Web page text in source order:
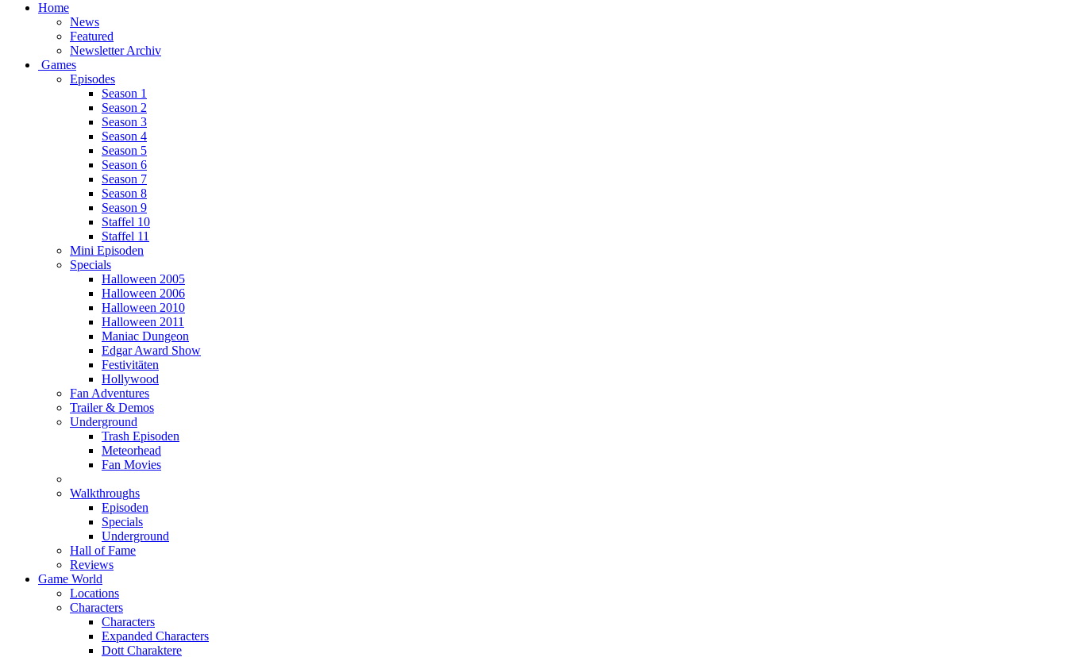
Home
News
Featured
Newsletter Archiv
Games
Episodes
Season 1
Season 2
Season 3
Season 4
Season 5
Season 6
Season 7
Season 8
Season 9
Staffel 10
Staffel 11
Mini Episoden
Specials
Halloween 2005
Halloween 2006
Halloween 2010
Halloween 2011
Maniac Dungeon
Edgar Award Show
Festivitäten
Hollywood
Fan Adventures
Trailer & Demos
Underground
Trash Episoden
Meteorhead
Fan Movies
Walkthroughs
Episoden
Specials
Underground
Hall of Fame
Reviews
Game World
Locations
Characters
Characters
Expanded Characters
Dott Charaktere